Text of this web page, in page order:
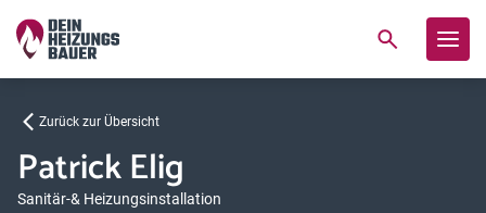
Zurück zur Übersicht
Patrick Elig
Sanitär-& Heizungsinstallation